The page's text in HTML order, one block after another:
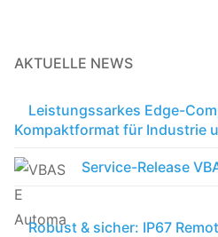
AKTUELLE NEWS
Leistungssarkes Edge-
Kompaktformat für Industrie
Service-Release
Robust & sicher: IP67